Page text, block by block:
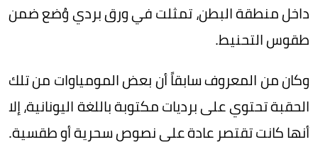
داخل منطقة البطن، تمثلت في ورق بردي وُضع ضمن
طقوس التحنيط.
وكان من المعروف سابقاً أن بعض المومياوات من تلك
الحقبة تحتوي على برديات مكتوبة باللغة اليونانية، إلا
أنها كانت تقتصر عادة على نصوص سحرية أو طقسية.